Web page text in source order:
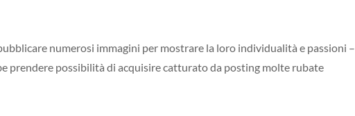
numerosi immagini per mostrare la loro individualità e passioni –
prendere possibilità di acquisire catturato da posting molte rubate